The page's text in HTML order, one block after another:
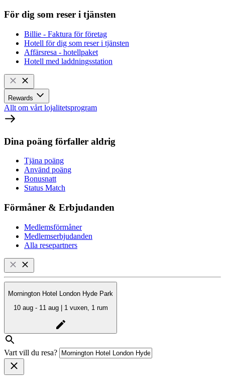
För dig som reser i tjänsten
Billie - Faktura för företag
Hotell för dig som reser i tjänsten
Affärsresa - hotellpaket
Hotell med laddningsstation
Rewards
Allt om vårt lojalitetsprogram
Dina poäng förfaller aldrig
Tjäna poäng
Använd poäng
Bonusnatt
Status Match
Förmåner & Erbjudanden
Medlemsförmåner
Medlemserbjudanden
Alla resepartners
Mornington Hotel London Hyde Park
10 aug - 11 aug | 1 vuxen, 1 rum
Vart vill du resa?